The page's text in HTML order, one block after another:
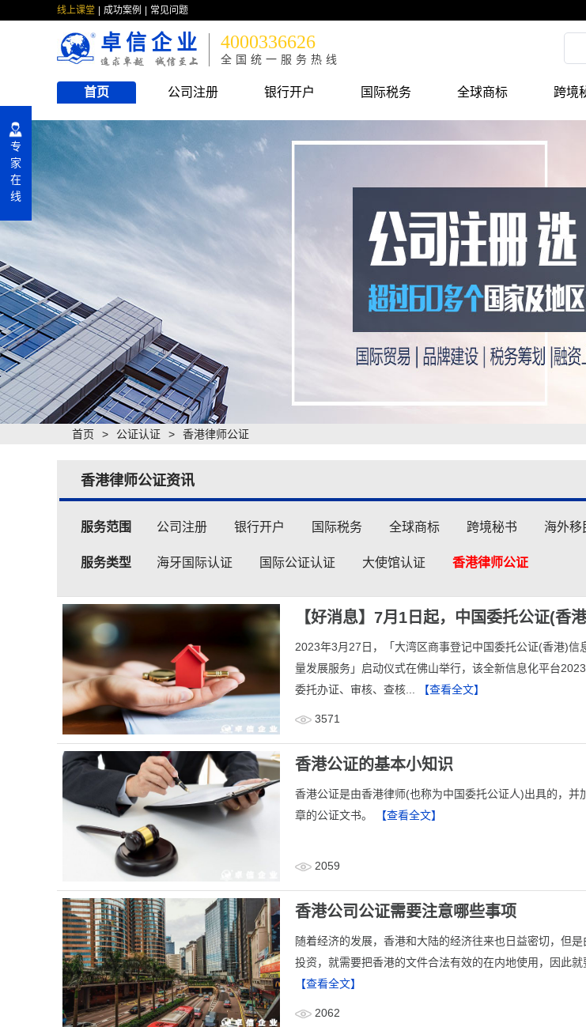
线上课堂 成功案例 常见问题
卓信企业 4000336626
全国统一服务热线
首页 公司注册 银行开户 国际税务 全球商标 跨境
首页 > 公证认证 > 香港律师公证
香港律师公证资讯
服务范围 公司注册 银行开户 国际税务 全球商标 跨境秘书 海外移
服务类型 海牙国际认证 国际公证认证 大使馆认证 香港律师公证
【好消息】7月1日起，中国委托公证(香
2023年3月27日，「大湾区商事登记中国委托公证(香港)信
量发展服务」启动仪式在佛山举行，该全新信息化平台
委托办证、审核、查核...
【查看全文】
3571
香港公证的基本小知识
香港公证是由香港律师(也称为中国委托公证人)出具的，并
章的公证文书。
【查看全文】
2059
香港公司公证需要注意哪些事项
随着经济的发展，香港和大陆的经济往来也日益密切，但
投资，就需要把香港的文件合法有效的在内地使用，因此就
【查看全文】
2062
专
家
在
线